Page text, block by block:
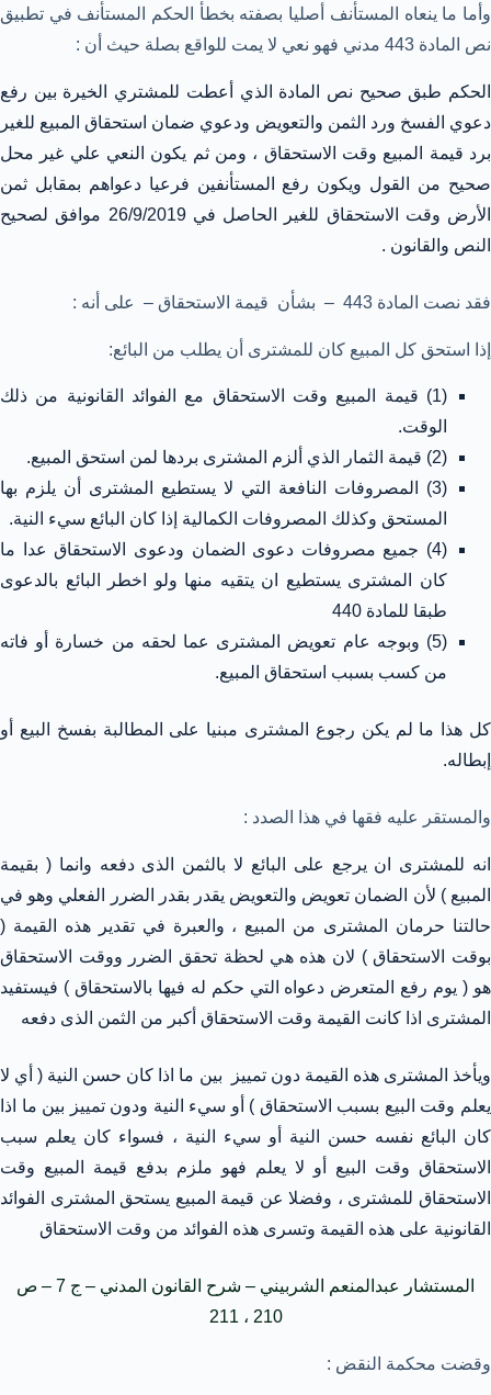
وأما ما ينعاه المستأنف أصليا بصفته بخطأ الحكم المستأنف في تطبيق
نص المادة 443 مدني فهو نعي لا يمت للواقع بصلة حيث أن :
الحكم طبق صحيح نص المادة الذي أعطت للمشتري الخيرة بين رفع
دعوي الفسخ ورد الثمن والتعويض ودعوي ضمان استحقاق المبيع للغير
برد قيمة المبيع وقت الاستحقاق ، ومن ثم يكون النعي علي غير محل
صحيح من القول ويكون رفع المستأنفين فرعيا دعواهم بمقابل ثمن
الأرض وقت الاستحقاق للغير الحاصل في 26/9/2019 موافق لصحيح
النص والقانون .
فقد نصت المادة 443 – بشأن قيمة الاستحقاق – على أنه :
إذا استحق كل المبيع كان للمشترى أن يطلب من البائع:
(1) قيمة المبيع وقت الاستحقاق مع الفوائد القانونية من ذلك
الوقت.
(2) قيمة الثمار الذي ألزم المشترى بردها لمن استحق المبيع.
(3) المصروفات النافعة التي لا يستطيع المشترى أن يلزم بها
المستحق وكذلك المصروفات الكمالية إذا كان البائع سيء النية.
(4) جميع مصروفات دعوى الضمان ودعوى الاستحقاق عدا ما
كان المشترى يستطيع ان يتقيه منها ولو اخطر البائع بالدعوى
طبقا للمادة 440
(5) وبوجه عام تعويض المشترى عما لحقه من خسارة أو فاته
من كسب بسبب استحقاق المبيع.
كل هذا ما لم يكن رجوع المشترى مبنيا على المطالبة بفسخ البيع أو
إبطاله.
والمستقر عليه فقها في هذا الصدد :
انه للمشترى ان يرجع على البائع لا بالثمن الذى دفعه وانما ( بقيمة
المبيع ) لأن الضمان تعويض والتعويض يقدر بقدر الضرر الفعلي وهو في
حالتنا حرمان المشترى من المبيع ، والعبرة في تقدير هذه القيمة (
بوقت الاستحقاق ) لان هذه هي لحظة تحقق الضرر ووقت الاستحقاق
هو ( يوم رفع المتعرض دعواه التي حكم له فيها بالاستحقاق ) فيستفيد
المشترى اذا كانت القيمة وقت الاستحقاق أكبر من الثمن الذى دفعه
ويأخذ المشترى هذه القيمة دون تمييز بين ما اذا كان حسن النية ( أي لا
يعلم وقت البيع بسبب الاستحقاق ) أو سيء النية ودون تمييز بين ما اذا
كان البائع نفسه حسن النية أو سيء النية ، فسواء كان يعلم سبب
الاستحقاق وقت البيع أو لا يعلم فهو ملزم بدفع قيمة المبيع وقت
الاستحقاق للمشترى ، وفضلا عن قيمة المبيع يستحق المشترى الفوائد
القانونية على هذه القيمة وتسرى هذه الفوائد من وقت الاستحقاق
المستشار عبدالمنعم الشربيني – شرح القانون المدني – ج 7 – ص
210 ، 211
وقضت محكمة النقض :